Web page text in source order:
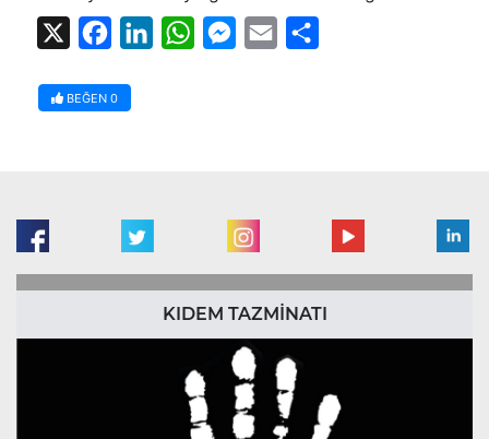
FacebookLinkedInWhatsAppMessenger
Email
BEĞEN 0
KIDEM TAZMİNATI